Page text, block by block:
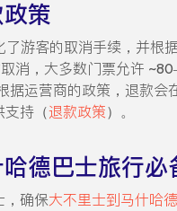
策
游客的取消手续，并根
消，大多数门票允许
据运营商的政策，退款会
支持（退款政策）。
德巴士旅行必
，确保大不里士到马什哈